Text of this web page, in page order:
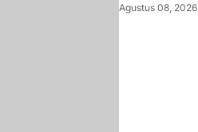
Agustus 08, 2026